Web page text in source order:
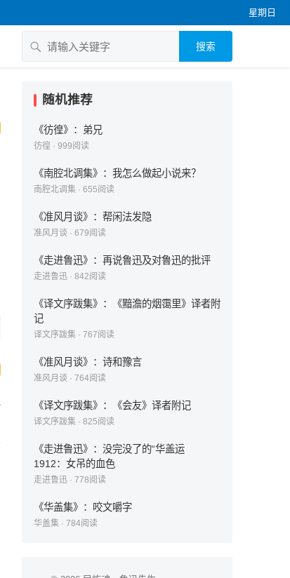
星期日
搜索
随机推荐
《彷徨》：弟兄
彷徨 · 999阅读
《南腔北调集》：我怎么做起小说来？
南腔北调集 · 655阅读
《准风月谈》：帮闲法发隐
准风月谈 · 679阅读
《走进鲁迅》：再说鲁迅及对鲁迅的批评
走进鲁迅 · 842阅读
《译文序跋集》：《黯澹的烟霭里》译者附
记
译文序跋集 · 767阅读
《准风月谈》：诗和豫言
准风月谈 · 764阅读
《译文序跋集》：《会友》译者附记
译文序跋集 · 825阅读
《走进鲁迅》：没完没了的“华盖运
1912：女吊的血色
走进鲁迅 · 778阅读
《华盖集》：咬文嚼字
华盖集 · 784阅读